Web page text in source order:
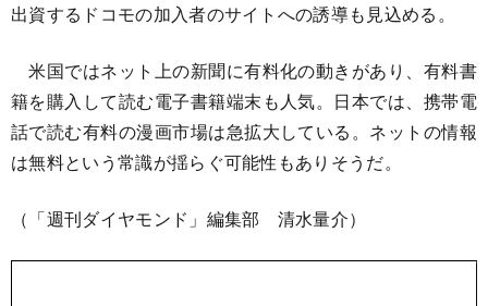
出資するドコモの加入者のサイトへの誘導も見込める。
米国ではネット上の新聞に有料化の動きがあり、有料書
籍を購入して読む電子書籍端末も人気。日本では、携帯電
話で読む有料の漫画市場は急拡大している。ネットの情報
は無料という常識が揺らぐ可能性もありそうだ。
（「週刊ダイヤモンド」編集部 清水量介）